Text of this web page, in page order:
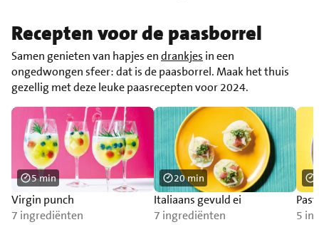
Recepten voor de paasborrel
Samen genieten van hapjes endrankjes in een
ongedwongen sfeer: dat is de paasborrel. Maak het thuis
gezellig met deze leuke paasrecepten voor 2024.
Virgin punch
7 ingrediënten
5 min
Italiaans gevuld ei
7 ingrediënten
20 min
5